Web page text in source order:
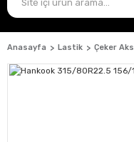
Anasayfa Lastik Çeker Aks